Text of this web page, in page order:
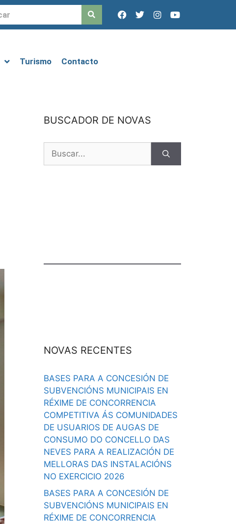
Turismo Contacto
BUSCADOR DE NOVAS
NOVAS RECENTES
BASES PARA A CONCESIÓN DE
SUBVENCIÓNS MUNICIPAIS EN
RÉXIME DE CONCORRENCIA
COMPETITIVA ÁS COMUNIDADES
DE USUARIOS DE AUGAS DE
CONSUMO DO CONCELLO DAS
NEVES PARA A REALIZACIÓN DE
MELLORAS DAS INSTALACIÓNS
NO EXERCICIO 2026
BASES PARA A CONCESIÓN DE
SUBVENCIÓNS MUNICIPAIS EN
RÉXIME DE CONCORRENCIA